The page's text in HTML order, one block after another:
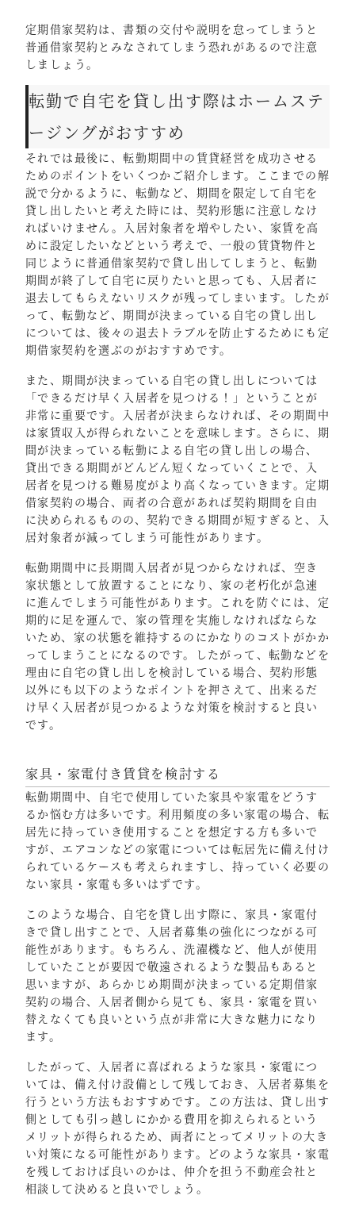
定期借家契約は、書類の交付や説明を怠ってしまうと
普通借家契約とみなされてしまう恐れがあるので注意
しましょう。
転勤で自宅を貸し出す際はホームステ
ージングがおすすめ
それでは最後に、転勤期間中の賃貸経営を成功させる
ためのポイントをいくつかご紹介します。ここまでの解
説で分かるように、転勤など、期間を限定して自宅を
貸し出したいと考えた時には、契約形態に注意しなけ
ればいけません。入居対象者を増やしたい、家賃を高
めに設定したいなどという考えで、一般の賃貸物件と
同じように普通借家契約で貸し出してしまうと、転勤
期間が終了して自宅に戻りたいと思っても、入居者に
退去してもらえないリスクが残ってしまいます。したが
って、転勤など、期間が決まっている自宅の貸し出し
については、後々の退去トラブルを防止するためにも定
期借家契約を選ぶのがおすすめです。
また、期間が決まっている自宅の貸し出しについては
「できるだけ早く入居者を見つける！」ということが
非常に重要です。入居者が決まらなければ、その期間中
は家賃収入が得られないことを意味します。さらに、期
間が決まっている転勤による自宅の貸し出しの場合、
貸出できる期間がどんどん短くなっていくことで、入
居者を見つける難易度がより高くなっていきます。定期
借家契約の場合、両者の合意があれば契約期間を自由
に決められるものの、契約できる期間が短すぎると、入
居対象者が減ってしまう可能性があります。
転勤期間中に長期間入居者が見つからなければ、空き
家状態として放置することになり、家の老朽化が急速
に進んでしまう可能性があります。これを防ぐには、定
期的に足を運んで、家の管理を実施しなければならな
いため、家の状態を維持するのにかなりのコストがかか
ってしまうことになるのです。したがって、転勤などを
理由に自宅の貸し出しを検討している場合、契約形態
以外にも以下のようなポイントを押さえて、出来るだ
け早く入居者が見つかるような対策を検討すると良い
です。
家具・家電付き賃貸を検討する
転勤期間中、自宅で使用していた家具や家電をどうす
るか悩む方は多いです。利用頻度の多い家電の場合、転
居先に持っていき使用することを想定する方も多いで
すが、エアコンなどの家電については転居先に備え付け
られているケースも考えられますし、持っていく必要の
ない家具・家電も多いはずです。
このような場合、自宅を貸し出す際に、家具・家電付
きで貸し出すことで、入居者募集の強化につながる可
能性があります。もちろん、洗濯機など、他人が使用
していたことが要因で敬遠されるような製品もあると
思いますが、あらかじめ期間が決まっている定期借家
契約の場合、入居者側から見ても、家具・家電を買い
替えなくても良いという点が非常に大きな魅力になり
ます。
したがって、入居者に喜ばれるような家具・家電につ
いては、備え付け設備として残しておき、入居者募集を
行うという方法もおすすめです。この方法は、貸し出す
側としても引っ越しにかかる費用を抑えられるという
メリットが得られるため、両者にとってメリットの大き
い対策になる可能性があります。どのような家具・家電
を残しておけば良いのかは、仲介を担う不動産会社と
相談して決めると良いでしょう。